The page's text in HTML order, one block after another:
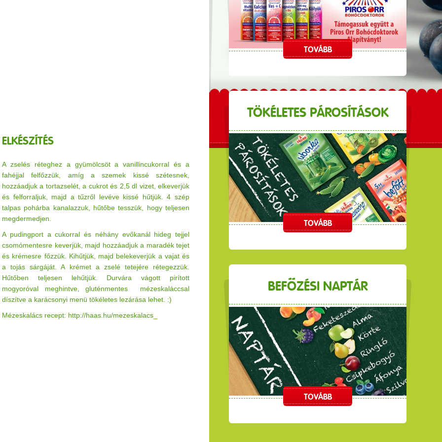
ELKÉSZÍTÉS
A zselés réteghez a gyümölcsöt a vanillincukorral és a
fahéjjal felfőzzük, amíg a szemek kissé szétesnek,
hozzáadjuk a tortazselét, a cukrot és 2,5 dl vizet, elkeverjük
és felforraljuk, majd a tűzről levéve kissé hűtjük. 4 szép
talpas pohárba kanalazzuk, hűtőbe tesszük, hogy teljesen
megdermedjen.
A pudingport a cukorral és néhány evőkanál hideg tejjel
csomómentesre keverjük, majd hozzáadjuk a maradék tejet
és krémesre főzzük. Kihűtjük, majd belekeverjük a vajat és
a tojás sárgáját. A krémet a zselé tetejére rétegezzük.
Hűtőben teljesen lehűtjük. Durvára vágott pirított
mogyoróval meghintve, gluténmentes mézeskaláccsal
díszítve a karácsonyi menü tökéletes lezárása lehet. :)
Mézeskalács recept: http://haas.hu/mezeskalacs_
TOVÁBB
TÖKÉLETES PÁROSÍTÁSOK
TOVÁBB
BEFŐZÉSI NAPTÁR
TOVÁBB